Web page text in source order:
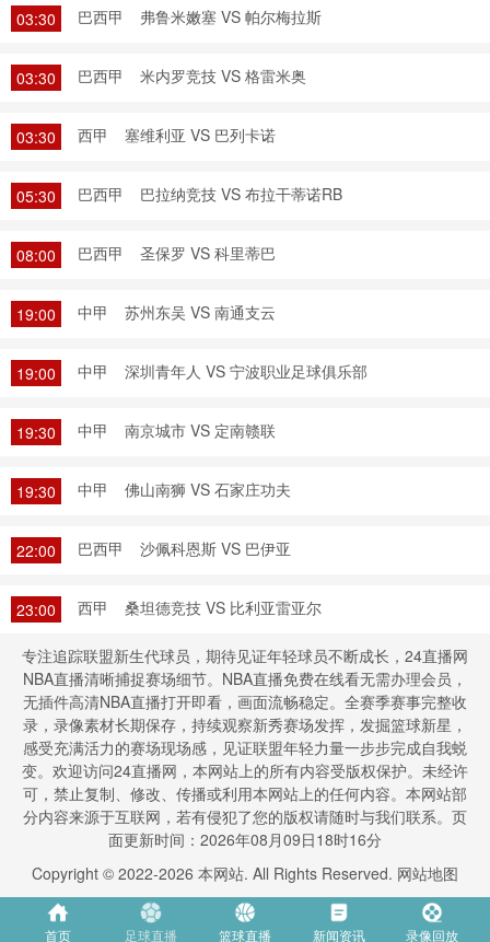
03:30 巴西甲 弗鲁米嫩塞 VS 帕尔梅拉斯
03:30 巴西甲 米内罗竞技 VS 格雷米奥
03:30 西甲 塞维利亚 VS 巴列卡诺
05:30 巴西甲 巴拉纳竞技 VS 布拉干蒂诺RB
08:00 巴西甲 圣保罗 VS 科里蒂巴
19:00 中甲 苏州东吴 VS 南通支云
19:00 中甲 深圳青年人 VS 宁波职业足球俱乐部
19:30 中甲 南京城市 VS 定南赣联
19:30 中甲 佛山南狮 VS 石家庄功夫
22:00 巴西甲 沙佩科恩斯 VS 巴伊亚
23:00 西甲 桑坦德竞技 VS 比利亚雷亚尔
专注追踪联盟新生代球员，期待见证年轻球员不断成长，24直播网
NBA直播清晰捕捉赛场细节。NBA直播免费在线看无需办理会员，
无插件高清NBA直播打开即看，画面流畅稳定。全赛季赛事完整收
录，录像素材长期保存，持续观察新秀赛场发挥，发掘篮球新星，
感受充满活力的赛场现场感，见证联盟年轻力量一步步完成自我蜕
变。欢迎访问24直播网，本网站上的所有内容受版权保护。未经许
可，禁止复制、修改、传播或利用本网站上的任何内容。本网站部
分内容来源于互联网，若有侵犯了您的版权请随时与我们联系。页
面更新时间：2026年08月09日18时16分
Copyright © 2022-2026 本网站. All Rights Reserved. 网站地图
首页 足球直播 篮球直播 新闻资讯 录像回放